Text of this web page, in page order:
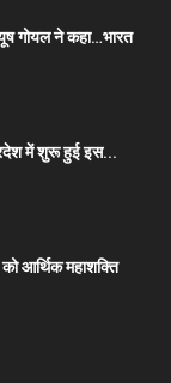
गोयल ने कहा…भारत
में शुरू हुई इस...
आर्थिक महाशक्ति